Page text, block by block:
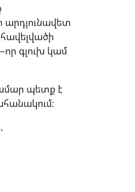
արդյունավետ
գլուխ կամ
պետք է